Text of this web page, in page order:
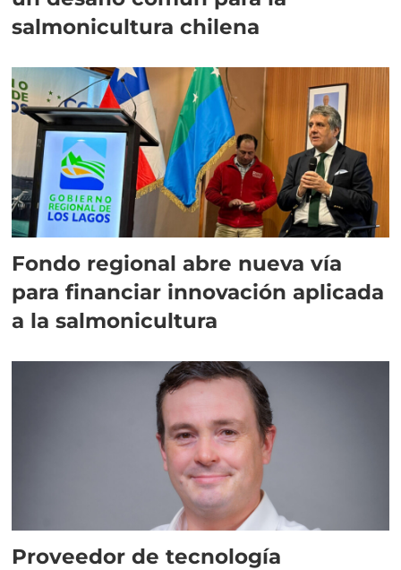
salmonicultura chilena
Fondo regional abre nueva vía
para financiar innovación aplicada
a la salmonicultura
Proveedor de tecnología